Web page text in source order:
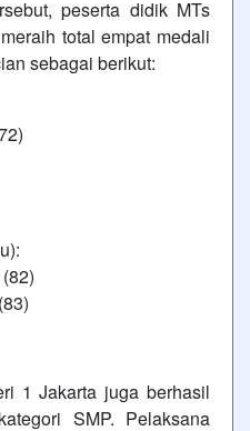
peserta didik MTs
total empat medali
sebagai berikut:
Jakarta juga berhasil
SMP. Pelaksana